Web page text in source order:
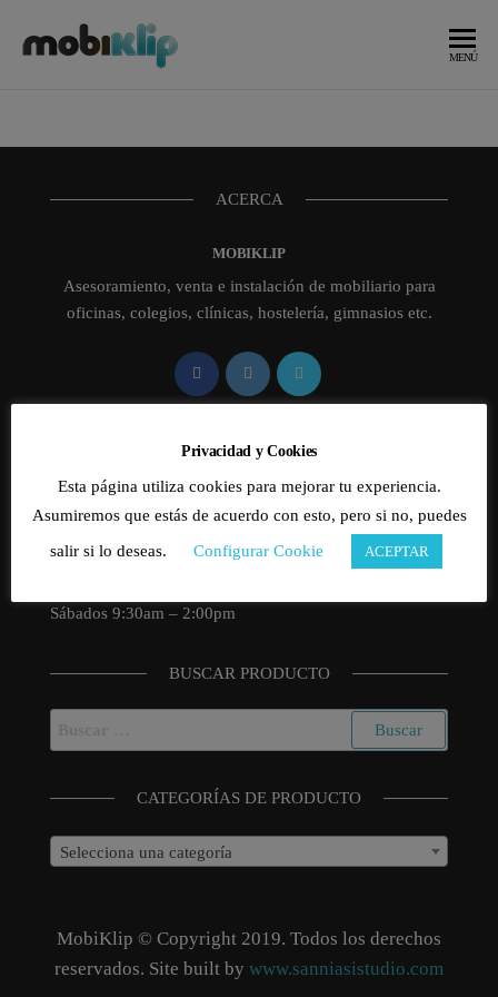
MENÚ
ACERCA
MOBIKLIP
Asesoramiento, venta e instalación de mobiliario para
oficinas, colegios, clínicas, hostelería, gimnasios etc.
HORARIO
Dirección
Calle Ejido, 18 Bajo B 04713 Balanegra, Almería
Horario de Atención al Cliente
Sábados 9:30am – 2:00pm
BUSCAR PRODUCTO
CATEGORÍAS DE PRODUCTO
Selecciona una categoría
MobiKlip © Copyright 2019. Todos los derechos
reservados. Site built by www.sanniasistudio.com
Privacidad y Cookies
Esta página utiliza cookies para mejorar tu experiencia.
Asumiremos que estás de acuerdo con esto, pero si no, puedes
salir si lo deseas.
Configurar Cookie ACEPTAR